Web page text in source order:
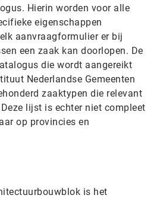
Hierin worden voor alle
eigenschappen
aanvraagformulier er bij
een zaak kan doorlopen. De
die wordt aangereikt
Nederlandse Gemeenten
zaaktypen die relevant
lijst is echter niet compleet
op provincies en
is het